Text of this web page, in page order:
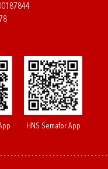
HNS Semafor App